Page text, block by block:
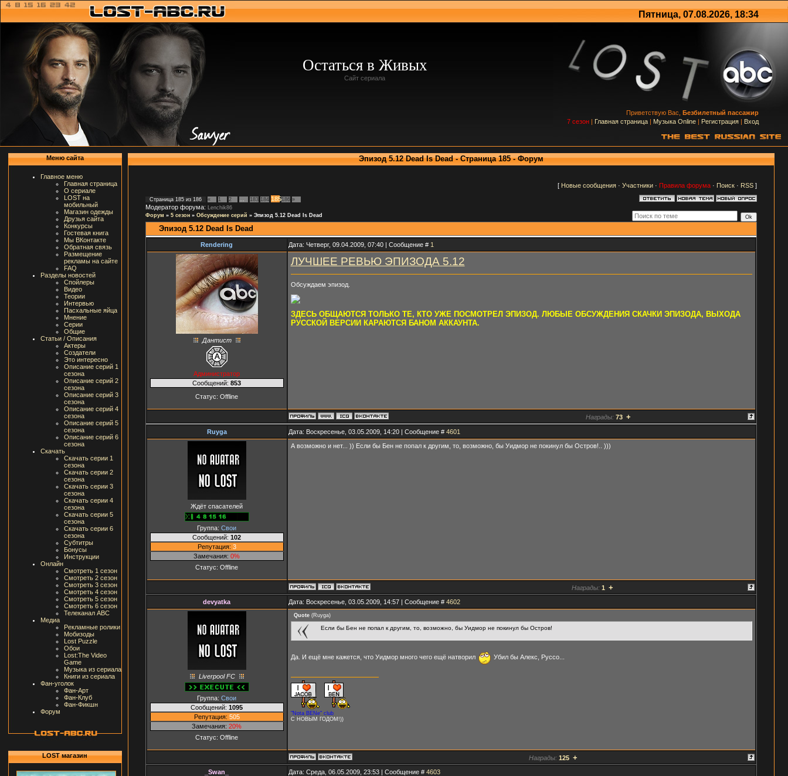
Пятница, 07.08.2026, 18:34
Остаться в Живых
Сайт сериала
Приветствую Вас, Безбилетный пассажир
7 сезон | Главная страница | Музыка Online | Регистрация | Вход
Меню сайта
Главное меню
Главная страница
О сериале
LOST на
мобильный
Магазин одежды
Друзья сайта
Конкурсы
Гостевая книга
Мы ВКонтакте
Обратная связь
Размещение
рекламы на сайте
FAQ
Разделы новостей
Спойлеры
Видео
Теории
Интервью
Пасхальные яйца
Мнение
Серии
Общие
Статьи / Описания
Актеры
Создатели
Это интересно
Описание серий 1
сезона
Описание серий 2
сезона
Описание серий 3
сезона
Описание серий 4
сезона
Описание серий 5
сезона
Описание серий 6
сезона
Скачать
Скачать серии 1
сезона
Скачать серии 2
сезона
Скачать серии 3
сезона
Скачать серии 4
сезона
Скачать серии 5
сезона
Скачать серии 6
сезона
Субтитры
Бонусы
Инструкции
Онлайн
Смотреть 1 сезон
Смотреть 2 сезон
Смотреть 3 сезон
Смотреть 4 сезон
Смотреть 5 сезон
Смотреть 6 сезон
Телеканал ABC
Медиа
Рекламные ролики
Мобизоды
Lost Puzzle
Обои
Lost:The Video
Game
Музыка из сериала
Книги из сериала
Фан-уголок
Фан-Арт
Фан-Клуб
Фан-Фикшн
Форум
LOST магазин
Эпизод 5.12 Dead Is Dead - Страница 185 - Форум
[ Новые сообщения· Участники· Правила форума· Поиск· RSS]
Страница 185из 186 « 1 2 183 184 185186 »
Модератор форума:
Lenchik86
Форум » 5 сезон » Обсуждение серий » Эпизод 5.12 Dead Is Dead
Эпизод 5.12 Dead Is Dead
Rendering Дата: Четверг, 09.04.2009, 07:40 | Сообщение # 1
Дантист
Администратор
Сообщений: 853
Статус: Offline
ЛУЧШЕЕ РЕВЬЮ ЭПИЗОДА 5.12
Обсуждаем эпизод.
ЗДЕСЬ ОБЩАЮТСЯ ТОЛЬКО ТЕ, КТО УЖЕ ПОСМОТРЕЛ ЭПИЗОД. ЛЮБЫЕ ОБСУЖДЕНИЯ СКАЧКИ ЭПИЗОДА, ВЫХОДА
РУССКОЙ ВЕРСИИ КАРАЮТСЯ БАНОМ АККАУНТА.
Награды: 73 +
Ruyga Дата: Воскресенье, 03.05.2009, 14:20 | Сообщение # 4601
Ждёт спасателей
Группа: Свои
Сообщений: 102
Репутация: 3
Замечания: 0%
Статус: Offline
А возможно и нет... )) Если бы Бен не попал к другим, то, возможно, бы Уидмор не покинул бы Остров!.. )))
Награды: 1 +
devyatka Дата: Воскресенье, 03.05.2009, 14:57 | Сообщение # 4602
Liverpool FC
Группа: Свои
Сообщений: 1095
Репутация: 505
Замечания: 20%
Статус: Offline
Quote(Ruyga)
Если бы Бен не попал к другим, то, возможно, бы Уидмор не покинул бы Остров!
Да. И ещё мне кажется, что Уидмор много чего ещё натворил Убил бы Алекс, Руссо...
"Nota BENe" club
С НОВЫМ ГОДОМ!))
Награды: 125 +
_Swan_ Дата: Среда, 06.05.2009, 23:53 | Сообщение # 4603